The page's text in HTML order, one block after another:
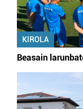
KIROLA
Beasain